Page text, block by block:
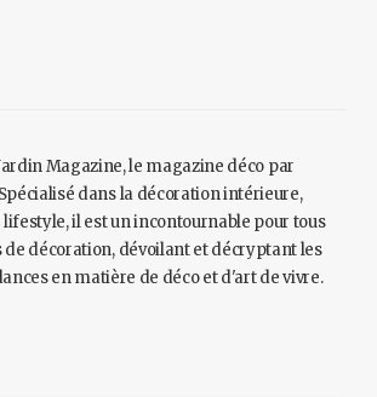
Magazine, le magazine déco par
dans la décoration intérieure,
il est un incontournable pour tous
de décoration, dévoilant et décryptant les
en matière de déco et d'art de vivre.